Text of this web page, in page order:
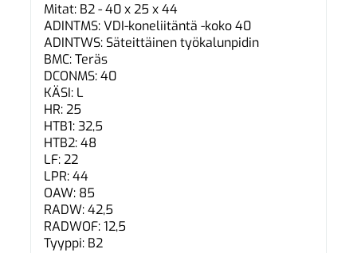
Mitat: B2 - 40 x 25 x 44
ADINTMS: VDI-koneliitäntä -koko 40
ADINTWS: Säteittäinen työkalunpidin
BMC: Teräs
DCONMS: 40
KÄSI: L
HR: 25
HTB1: 32,5
HTB2: 48
LF: 22
LPR: 44
OAW: 85
RADW: 42,5
RADWOF: 12,5
Tyyppi: B2